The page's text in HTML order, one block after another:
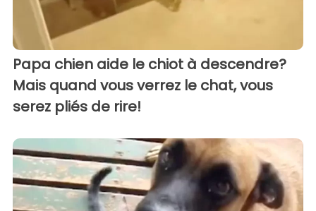
Papa chien aide le chiot à descendre?
Mais quand vous verrez le chat, vous
serez pliés de rire!